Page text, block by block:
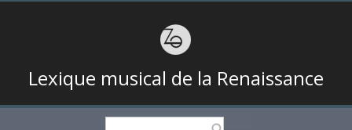
Lexique musical de la Renaissance
Search